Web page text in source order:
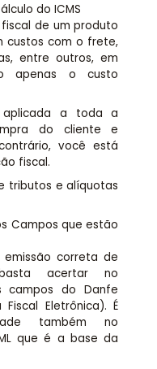
do ICMS
de um produto
custos com o frete,
entre outros, em
apenas o custo
aplicada a toda a
do cliente e
você está
fiscal.
tributos e alíquotas
Campos que estão
correta de
acertar no
campos do Danfe
Eletrônica). É
também no
que é a base da